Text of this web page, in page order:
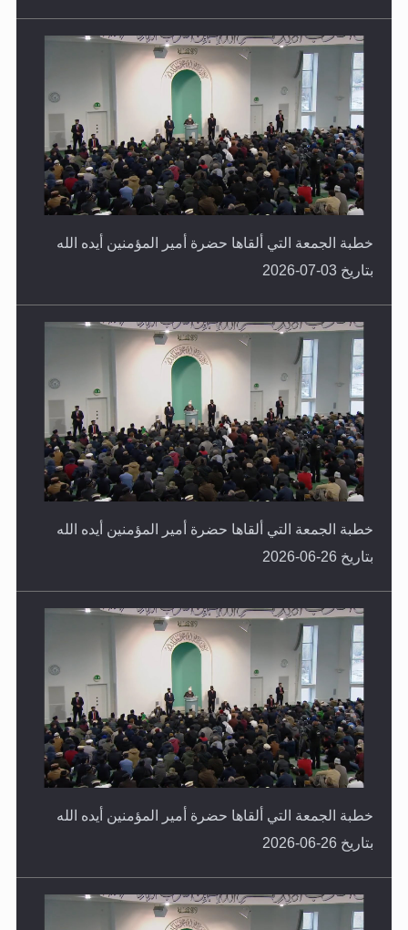
خطبة الجمعة التي ألقاها حضرة أمير المؤمنين أيده الله
بتاريخ 03-07-2026
خطبة الجمعة التي ألقاها حضرة أمير المؤمنين أيده الله
بتاريخ 26-06-2026
خطبة الجمعة التي ألقاها حضرة أمير المؤمنين أيده الله
بتاريخ 26-06-2026